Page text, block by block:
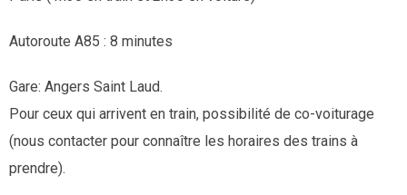
Autoroute A85 : 8 minutes
Gare: Angers Saint Laud.
Pour ceux qui arrivent en train, possibilité de co-voiturage
(nous contacter pour connaître les horaires des trains à
prendre).